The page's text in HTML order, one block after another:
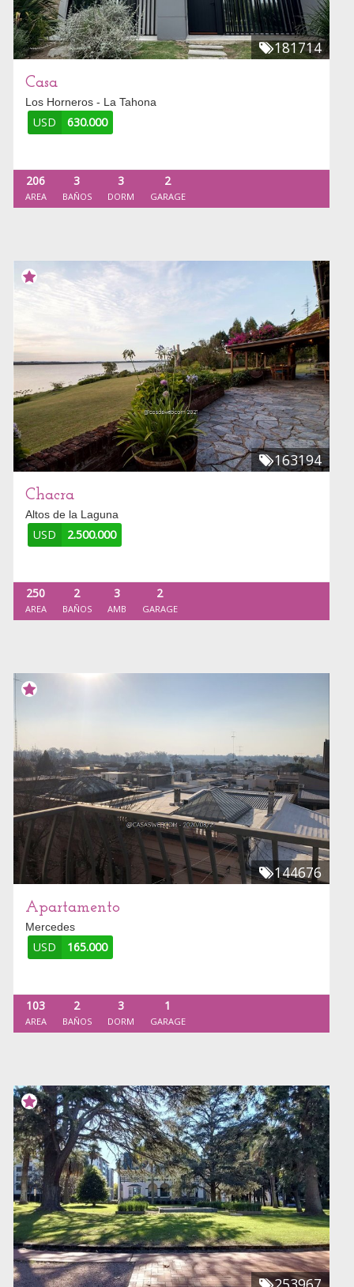
181714
Casa
Los Horneros - La Tahona
USD 630.000
206
AREA
3
BAÑOS
3
DORM
2
GARAGE
163194
Chacra
Altos de la Laguna
USD 2.500.000
250
AREA
2
BAÑOS
3
AMB
2
GARAGE
144676
Apartamento
Mercedes
USD 165.000
103
AREA
2
BAÑOS
3
DORM
1
GARAGE